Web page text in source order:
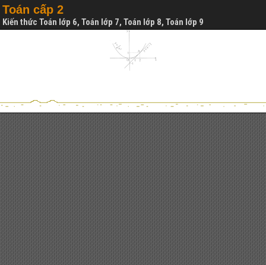
Toán cấp 2
Kiến thức Toán lớp 6, Toán lớp 7, Toán lớp 8, Toán lớp 9